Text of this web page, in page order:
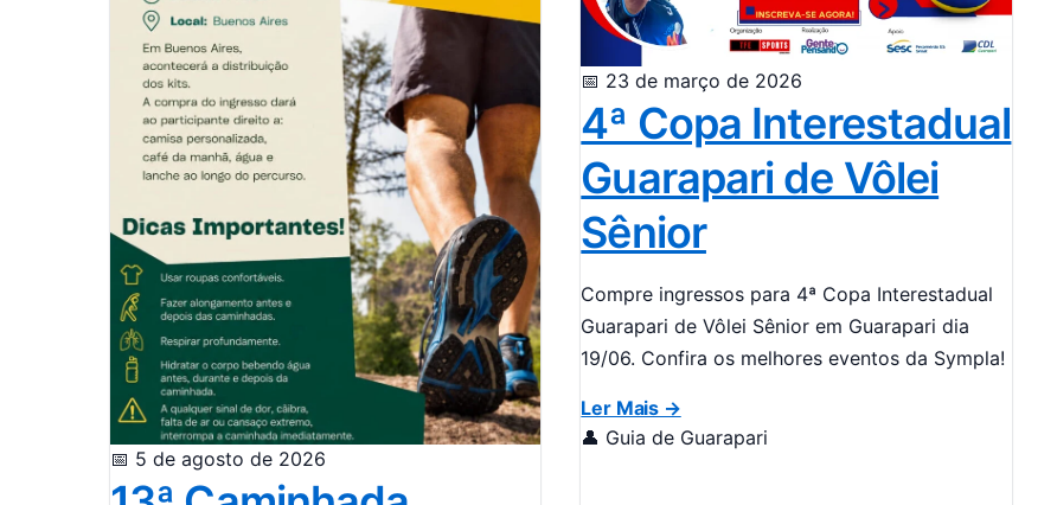
📅 5 de agosto de 2026
📅 23 de março de 2026
4ª Copa Interestadual
Guarapari de Vôlei
Sênior
Compre ingressos para 4ª Copa Interestadual
Guarapari de Vôlei Sênior em Guarapari dia
19/06. Confira os melhores eventos da Sympla!
Ler Mais →
👤 Guia de Guarapari